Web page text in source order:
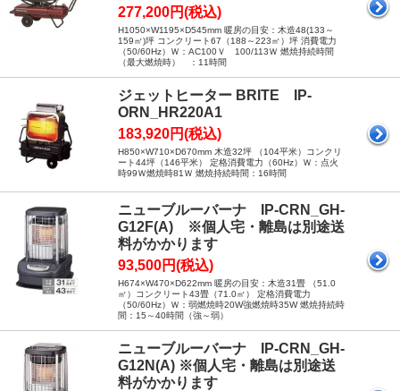
277,200円(税込)
H1050×W1195×D545mm 暖房の目安：木造48(133～
159㎡)坪 コンクリート67（188～223㎡）坪 消費電力
（50/60Hz）Ｗ：AC100Ｖ 100/113Ｗ 燃焼持続時間
（最大燃焼時） ：11時間
ジェットヒーター BRITE IP-
ORN_HR220A1
183,920円(税込)
H850×W710×D670mm 木造32坪 （104平米）コンクリ
ート44坪（146平米） 定格消費電力（60Hz）Ｗ：点火
時99Ｗ燃焼時81Ｗ 燃焼持続時間：16時間
ニューブルーバーナ IP-CRN_GH-
G12F(A) ※個人宅・離島は別途送
料がかかります
93,500円(税込)
H674×W470×D622mm 暖房の目安：木造31畳 （51.0
㎡）コンクリート43畳（71.0㎡） 定格消費電力
（50/60Hz）Ｗ：弱燃焼時20W強燃焼時35W 燃焼持続時
間：15～40時間（強～弱）
ニューブルーバーナ IP-CRN_GH-
G12N(A) ※個人宅・離島は別途送
料がかかります